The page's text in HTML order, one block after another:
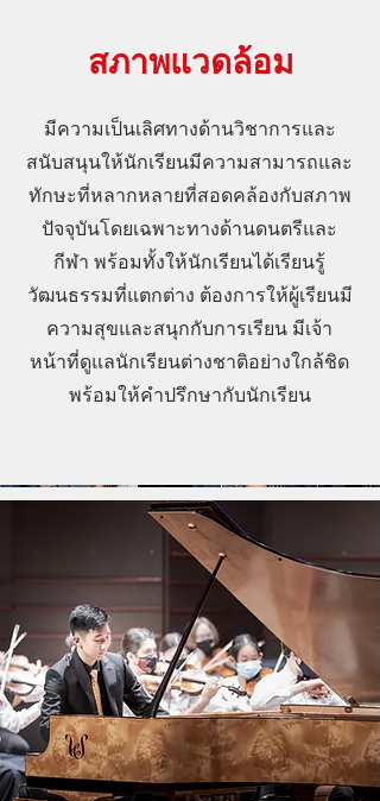
สภาพแวดล้อม
มีความเป็นเลิศทางด้านวิชาการและ
สนับสนุนให้นักเรียนมีความสามารถและ
ทักษะที่หลากหลายที่สอดคล้องกับสภาพ
ปัจจุบันโดยเฉพาะทางด้านดนตรีและ
กีฬา พร้อมทั้งให้นักเรียนได้เรียนรู้
วัฒนธรรมที่แตกต่าง ต้องการให้ผู้เรียนมี
ความสุขและสนุกกับการเรียน มีเจ้า
หน้าที่ดูแลนักเรียนต่างชาติอย่างใกล้ชิด
พร้อมให้คำปรึกษากับนักเรียน